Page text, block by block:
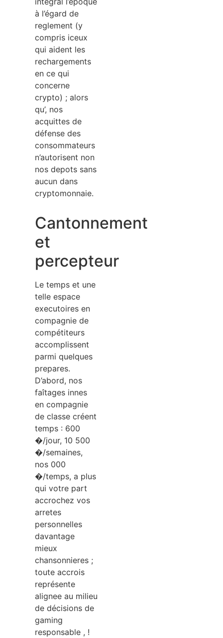
à l’égard de
reglement (y
compris iceux
qui aident les
rechargements
en ce qui
concerne
crypto) ; alors
qu’, nos
acquittes de
défense des
consommateurs
n’autorisent non
nos depots sans
aucun dans
cryptomonnaie.
Cantonnement
et
percepteur
Le temps et une
telle espace
executoires en
compagnie de
compétiteurs
accomplissent
parmi quelques
prepares.
D’abord, nos
faîtages innes
en compagnie
de classe créent
temps : 600
�/jour, 10 500
�/semaines,
nos 000
�/temps, a plus
qui votre part
accrochez vos
arretes
personnelles
davantage
mieux
chansonnieres ;
toute accrois
représente
alignee au milieu
de décisions de
gaming
responsable , !